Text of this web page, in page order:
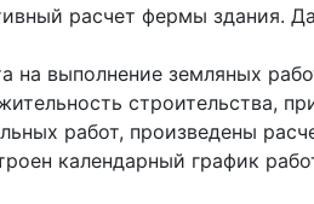
расчет фермы здания.
на выполнение земляных
строительства,
работ, произведены
календарный график